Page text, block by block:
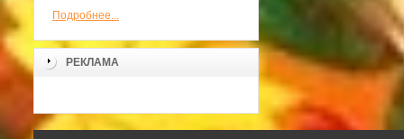
Подробнее...
РЕКЛАМА